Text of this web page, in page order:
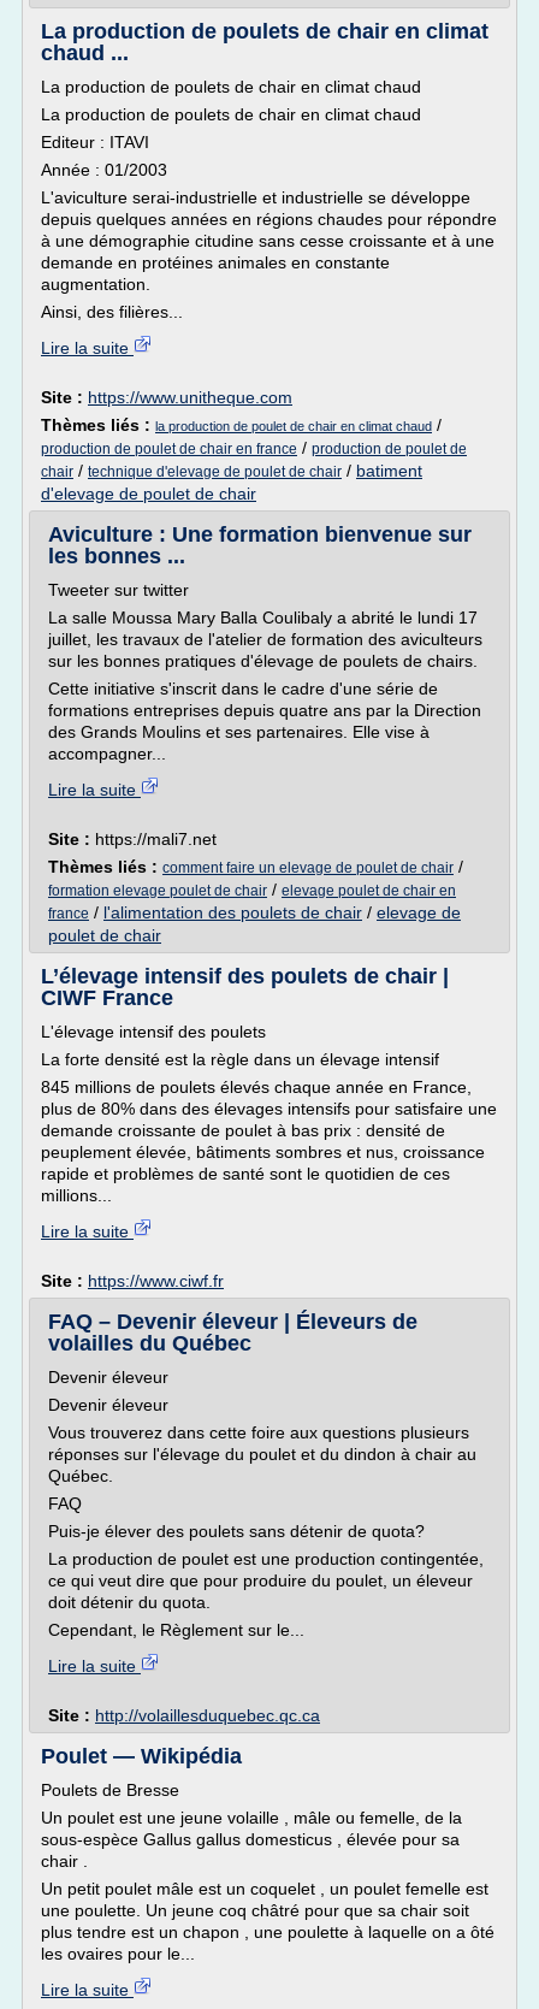
La production de poulets de chair en climat
chaud ...
La production de poulets de chair en climat chaud
La production de poulets de chair en climat chaud
Editeur : ITAVI
Année : 01/2003
L'aviculture serai-industrielle et industrielle se développe
depuis quelques années en régions chaudes pour répondre
à une démographie citudine sans cesse croissante et à une
demande en protéines animales en constante
augmentation.
Ainsi, des filières...
Lire la suite
Site : https://www.unitheque.com
Thèmes liés : la production de poulet de chair en climat chaud /
production de poulet de chair en france / production de poulet de
chair / technique d'elevage de poulet de chair / batiment
d'elevage de poulet de chair
Aviculture : Une formation bienvenue sur
les bonnes ...
Tweeter sur twitter
La salle Moussa Mary Balla Coulibaly a abrité le lundi 17
juillet, les travaux de l'atelier de formation des aviculteurs
sur les bonnes pratiques d'élevage de poulets de chairs.
Cette initiative s'inscrit dans le cadre d'une série de
formations entreprises depuis quatre ans par la Direction
des Grands Moulins et ses partenaires. Elle vise à
accompagner...
Lire la suite
Site : https://mali7.net
Thèmes liés : comment faire un elevage de poulet de chair /
formation elevage poulet de chair / elevage poulet de chair en
france / l'alimentation des poulets de chair / elevage de
poulet de chair
L’élevage intensif des poulets de chair |
CIWF France
L'élevage intensif des poulets
La forte densité est la règle dans un élevage intensif
845 millions de poulets élevés chaque année en France,
plus de 80% dans des élevages intensifs pour satisfaire une
demande croissante de poulet à bas prix : densité de
peuplement élevée, bâtiments sombres et nus, croissance
rapide et problèmes de santé sont le quotidien de ces
millions...
Lire la suite
Site : https://www.ciwf.fr
FAQ – Devenir éleveur | Éleveurs de
volailles du Québec
Devenir éleveur
Devenir éleveur
Vous trouverez dans cette foire aux questions plusieurs
réponses sur l'élevage du poulet et du dindon à chair au
Québec.
FAQ
Puis-je élever des poulets sans détenir de quota?
La production de poulet est une production contingentée,
ce qui veut dire que pour produire du poulet, un éleveur
doit détenir du quota.
Cependant, le Règlement sur le...
Lire la suite
Site : http://volaillesduquebec.qc.ca
Poulet — Wikipédia
Poulets de Bresse
Un poulet est une jeune volaille , mâle ou femelle, de la
sous-espèce Gallus gallus domesticus , élevée pour sa
chair .
Un petit poulet mâle est un coquelet , un poulet femelle est
une poulette. Un jeune coq châtré pour que sa chair soit
plus tendre est un chapon , une poulette à laquelle on a ôté
les ovaires pour le...
Lire la suite